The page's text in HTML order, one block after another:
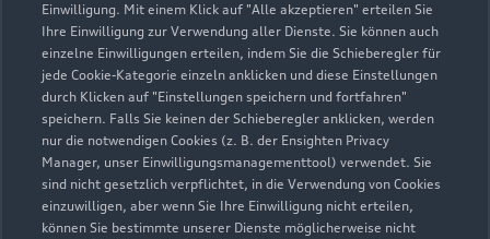
Einwilligung. Mit einem Klick auf "Alle akzeptieren" erteilen Sie
Ihre Einwilligung zur Verwendung aller Dienste. Sie können auch
einzelne Einwilligungen erteilen, indem Sie die Schieberegler für
jede Cookie-Kategorie einzeln anklicken und diese Einstellungen
durch Klicken auf "Einstellungen speichern und fortfahren"
speichern. Falls Sie keinen der Schieberegler anklicken, werden
nur die notwendigen Cookies (z. B. der Ensighten Privacy
Manager, unser Einwilligungsmanagementtool) verwendet. Sie
sind nicht gesetzlich verpflichtet, in die Verwendung von Cookies
einzuwilligen, aber wenn Sie Ihre Einwilligung nicht erteilen,
können Sie bestimmte unserer Dienste möglicherweise nicht
Verkauf
Geschlossen,öffnet amMontag 08:30
Service allgemein
Geschlossen,öffnet amMontag 07:00
Werkstattbetrieb
Geschlossen ,öffnet amMontag 07:30